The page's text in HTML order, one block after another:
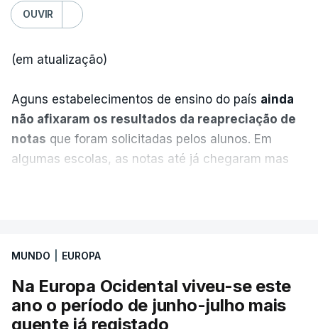
OUVIR
(em atualização)
Aguns estabelecimentos de ensino do país ainda
não afixaram os resultados da reapreciação de
notas que foram solicitadas pelos alunos. Em
algumas escolas, as notas até já chegaram mas
tinha chegado o resultado de
exames, mas ainda não tinham sido afixados.
Alguns encarregados de educação e alunos foram
MUNDO EUROPA
Na Europa Ocidental viveu-se este
ano o período de junho-julho mais
quente já registado